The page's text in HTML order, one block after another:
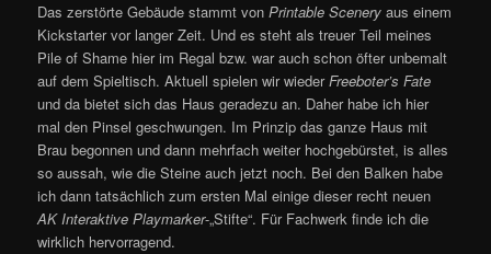
Das zerstörte Gebäude stammt vonPrintable Scenery aus einem
Kickstarter vor langer Zeit. Und es steht als treuer Teil meines
Pile of Shame hier im Regal bzw. war auch schon öfter unbemalt
auf dem Spieltisch. Aktuell spielen wir wiederFreeboter’s Fate
und da bietet sich das Haus geradezu an. Daher habe ich hier
mal den Pinsel geschwungen. Im Prinzip das ganze Haus mit
Brau begonnen und dann mehrfach weiter hochgebürstet, is alles
so aussah, wie die Steine auch jetzt noch. Bei den Balken habe
ich dann tatsächlich zum ersten Mal einige dieser recht neuen
AK Interaktive Playmarker-„Stifte“. Für Fachwerk finde ich die
wirklich hervorragend.